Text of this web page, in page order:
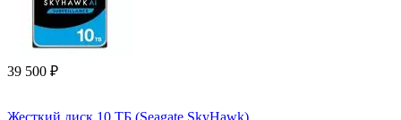
39 500 ₽
Жесткий диск 10 ТБ (Seagate SkyHawk)